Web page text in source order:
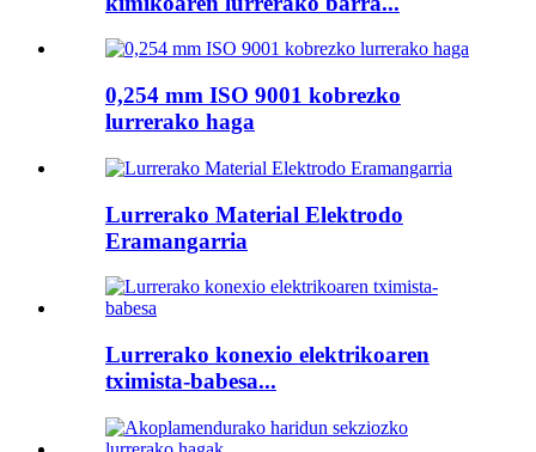
0,254 mm ISO 9001 kobrezko
lurrerako haga
Lurrerako Material Elektrodo
Eramangarria
Lurrerako konexio elektrikoaren
tximista-babesa...